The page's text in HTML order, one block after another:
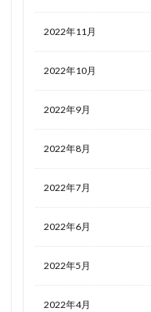
2022年11月
2022年10月
2022年9月
2022年8月
2022年7月
2022年6月
2022年5月
2022年4月